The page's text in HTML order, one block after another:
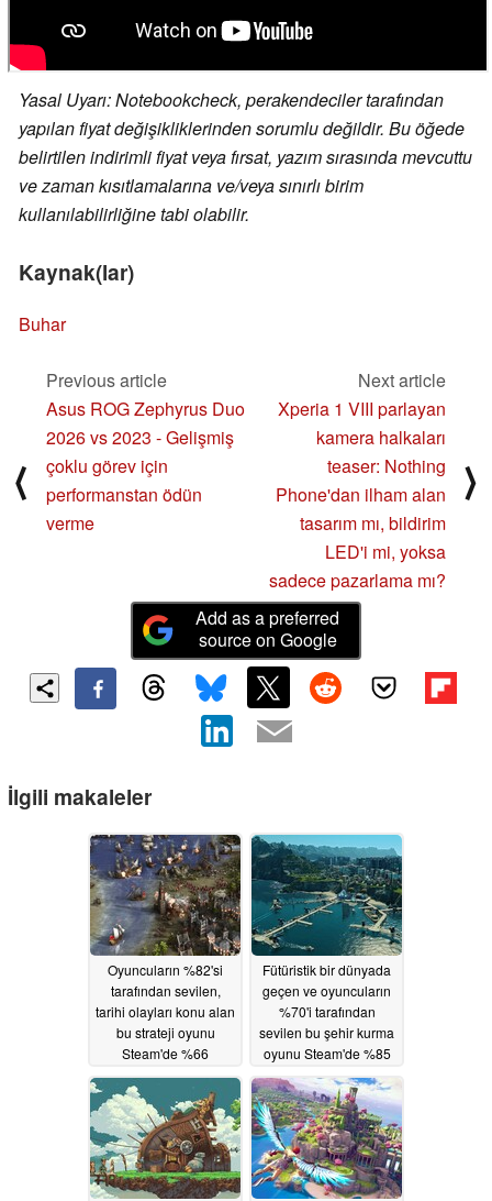
Yasal Uyarı: Notebookcheck, perakendeciler tarafından
yapılan fiyat değişikliklerinden sorumlu değildir. Bu öğede
belirtilen indirimli fiyat veya fırsat, yazım sırasında mevcuttu
ve zaman kısıtlamalarına ve/veya sınırlı birim
kullanılabilirliğine tabi olabilir.
Kaynak(lar)
Buhar
⟨
Previous article
Asus ROG Zephyrus Duo
2026 vs 2023 - Gelişmiş
çoklu görev için
performanstan ödün
verme
Next article
Xperia 1 VIII parlayan
kamera halkaları
teaser: Nothing
Phone'dan ilham alan
tasarım mı, bildirim
LED'i mi, yoksa
sadece pazarlama mı?
⟩
Add as a preferred
source on Google
İlgili makaleler
Oyuncuların %82'si
tarafından sevilen,
tarihi olayları konu alan
bu strateji oyunu
Steam'de %66
indirimde05/18/2026
Fütüristik bir dünyada
geçen ve oyuncuların
%70'i tarafından
sevilen bu şehir kurma
oyunu Steam'de %85
indirimli 05/17/2026